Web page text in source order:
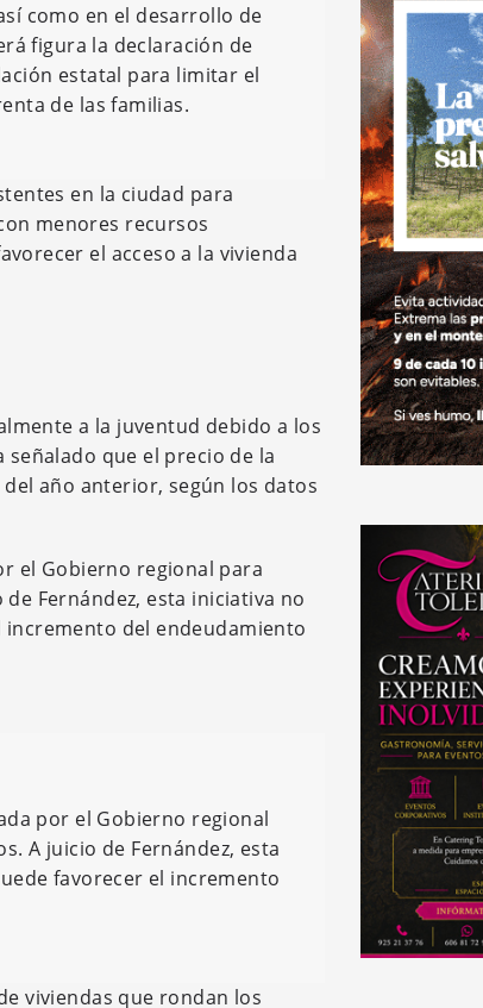
como en el desarrollo de
figura la declaración de
estatal para limitar el
de las familias.
en la ciudad para
menores recursos
el acceso a la vivienda
a la juventud debido a los
que el precio de la
año anterior, según los datos
el Gobierno regional para
Fernández, esta iniciativa no
incremento del endeudamiento
por el Gobierno regional
A juicio de Fernández, esta
favorecer el incremento
viviendas que rondan los